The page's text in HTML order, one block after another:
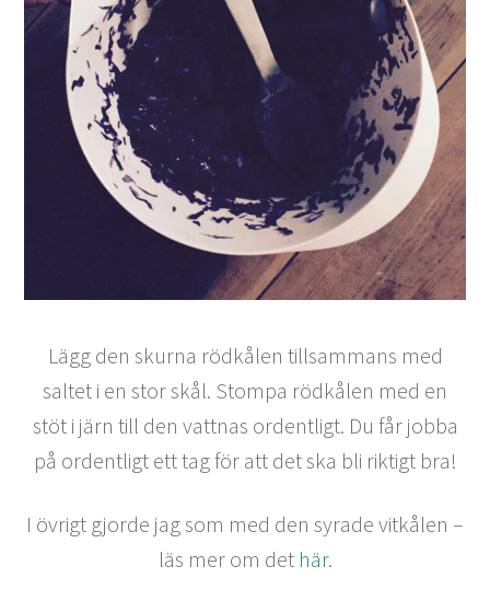
Lägg den skurna rödkålen tillsammans med
saltet i en stor skål. Stompa rödkålen med en
stöt i järn till den vattnas ordentligt. Du får jobba
på ordentligt ett tag för att det ska bli riktigt bra!
I övrigt gjorde jag som med den syrade vitkålen –
läs mer om det här.